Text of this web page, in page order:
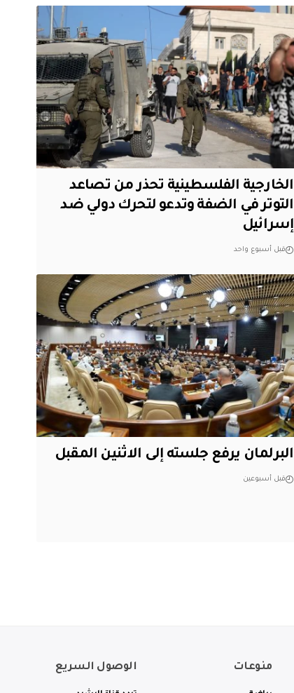
الخارجية الفلسطينية تحذر من تصاعد
التوتر في الضفة وتدعو لتحرك دولي ضد
إسرائيل
قبل أسبوع واحد
البرلمان يرفع جلسته إلى الاثنين المقبل
قبل أسبوعين
منوعات الوصول السريع